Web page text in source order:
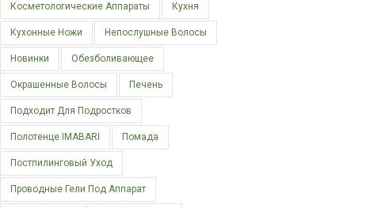
Косметологические Аппараты Кухня
Кухонные Ножи Непослушные Волосы
Новинки Обезболивающее
Окрашенные Волосы Печень
Подходит Для Подростков
Полотенце IMABARI Помада
Постпилинговый Уход
Проводные Гели Под Аппарат